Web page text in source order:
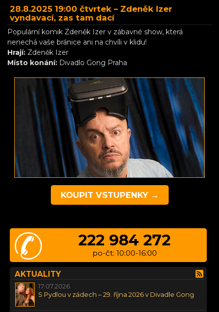
28.8.2025 19:00 čtvrtek – Zdeněk Izer
vyndavací, zas tam dací
Populární komik Zdeněk Izer v zábavné show, která
nenechá vaše bránice ani na chvíli v klidu!
Hrají: Zdeněk Izer
Místo konání: Divadlo Gong Praha
KOUPIT VSTUPENKY →
222 984 272
po-čt: 10:00-16:00
AKTUALITY
17.07.2026
S Pydlou v zádech – 29. října 2026 v Divadle Gong